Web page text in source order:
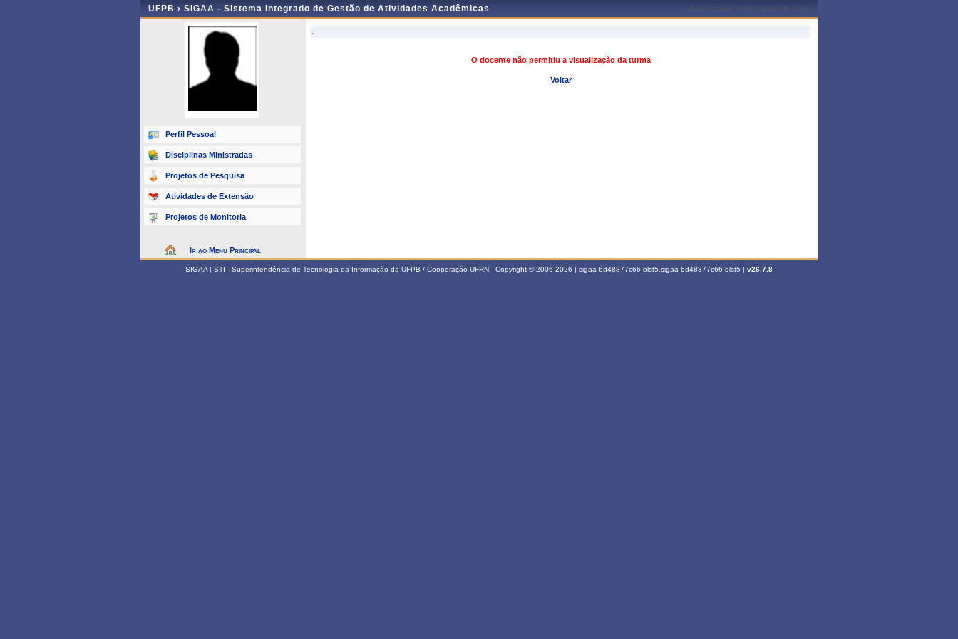
UFPB › SIGAA - Sistema Integrado de Gestão de Atividades Acadêmicas João Pessoa, 08 de Agosto de 2026
Perfil Pessoal
Disciplinas Ministradas
Projetos de Pesquisa
Atividades de Extensão
Projetos de Monitoria
Ir ao Menu Principal
-
O docente não permitiu a visualização da turma
Voltar
SIGAA | STI - Superintendência de Tecnologia da Informação da UFPB / Cooperação UFRN - Copyright © 2006-2026 | sigaa-6d48877c66-blst5.sigaa-6d48877c66-blst5 | v26.7.8